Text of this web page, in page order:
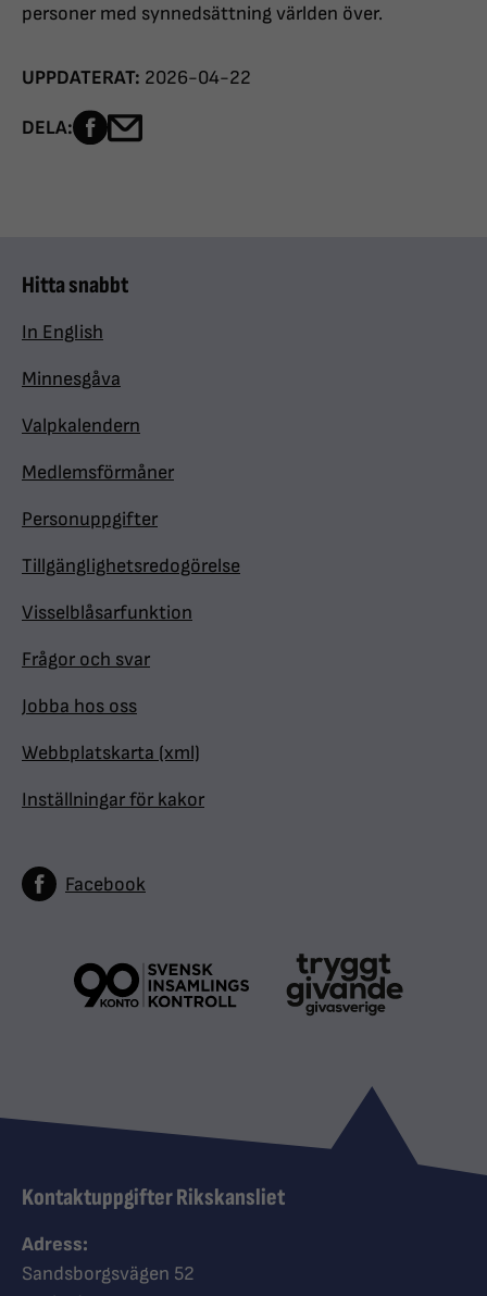
personer med synnedsättning världen över.
UPPDATERAT: 2026-04-22
DELA: Dela sidan på Facebook
Hitta snabbt
In English
Minnesgåva
Valpkalendern
Medlemsförmåner
Personuppgifter
Tillgänglighetsredogörelse
Visselblåsarfunktion
Frågor och svar
Jobba hos oss
Webbplatskarta (xml)
Inställningar för kakor
Facebook
Kontaktuppgifter Rikskansliet
Adress:
Sandsborgsvägen 52